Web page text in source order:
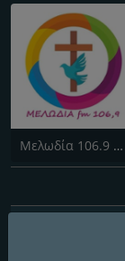
Μελωδία 106.9 FM